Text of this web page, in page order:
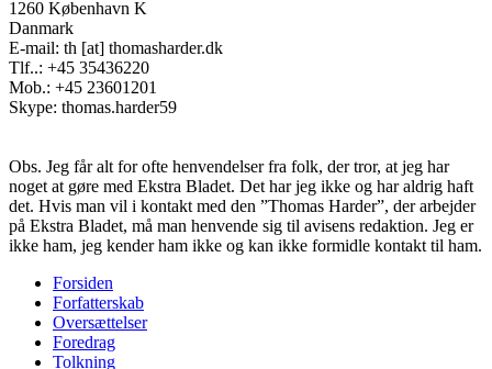
1260 København K
Danmark
E-mail: th [at] thomasharder.dk
Tlf..: +45 35436220
Mob.: +45 23601201
Skype: thomas.harder59
Obs. Jeg får alt for ofte henvendelser fra folk, der tror, at jeg har
noget at gøre med Ekstra Bladet. Det har jeg ikke og har aldrig haft
det. Hvis man vil i kontakt med den ”Thomas Harder”, der arbejder
på Ekstra Bladet, må man henvende sig til avisens redaktion. Jeg er
ikke ham, jeg kender ham ikke og kan ikke formidle kontakt til ham.
Footer
menu
Forsiden
Forfatterskab
Oversættelser
Foredrag
Tolkning